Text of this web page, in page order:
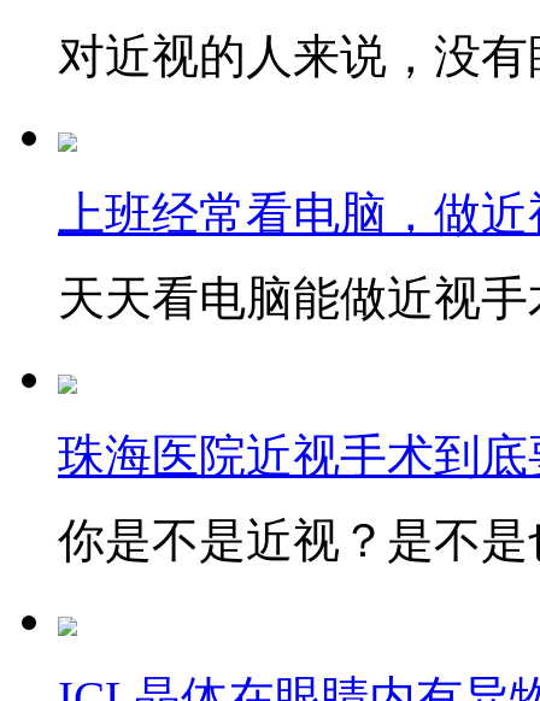
对近视的人来说，没
上班经常看电脑，做
天天看电脑能做近视
珠海医院近视手术到
你是不是近视？是不